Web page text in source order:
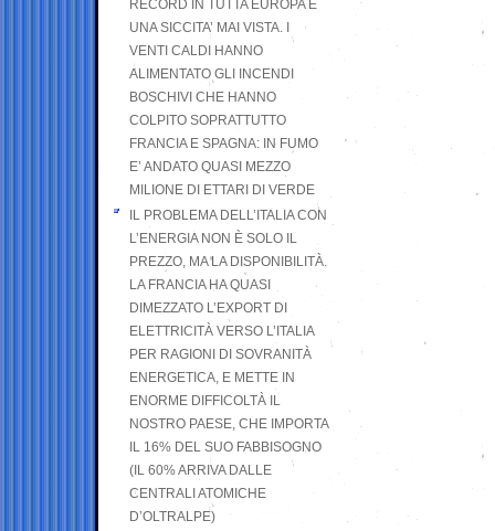
RECORD IN TUTTA EUROPA E
UNA SICCITA’ MAI VISTA. I
VENTI CALDI HANNO
ALIMENTATO GLI INCENDI
BOSCHIVI CHE HANNO
COLPITO SOPRATTUTTO
FRANCIA E SPAGNA: IN FUMO
E’ ANDATO QUASI MEZZO
MILIONE DI ETTARI DI VERDE
IL PROBLEMA DELL’ITALIA CON
L’ENERGIA NON È SOLO IL
PREZZO, MA LA DISPONIBILITÀ.
LA FRANCIA HA QUASI
DIMEZZATO L’EXPORT DI
ELETTRICITÀ VERSO L’ITALIA
PER RAGIONI DI SOVRANITÀ
ENERGETICA, E METTE IN
ENORME DIFFICOLTÀ IL
NOSTRO PAESE, CHE IMPORTA
IL 16% DEL SUO FABBISOGNO
(IL 60% ARRIVA DALLE
CENTRALI ATOMICHE
D’OLTRALPE)